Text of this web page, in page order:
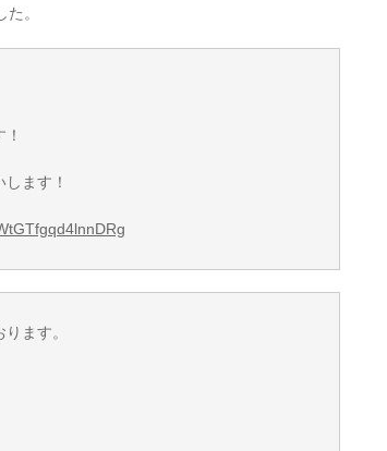
。
ます！
ます。